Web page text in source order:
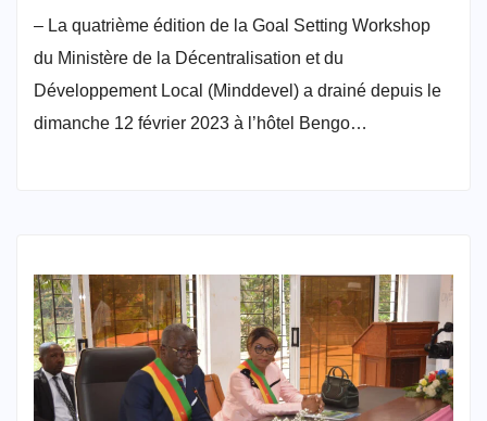
– La quatrième édition de la Goal Setting Workshop
du Ministère de la Décentralisation et du
Développement Local (Minddevel) a drainé depuis le
dimanche 12 février 2023 à l’hôtel Bengo…